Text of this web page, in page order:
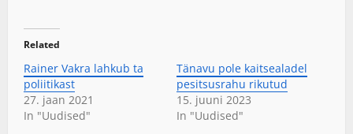
Related
Rainer Vakra lahkub ta
poliitikast
27. jaan 2021
In "Uudised"
Tänavu pole kaitsealadel
pesitsusrahu rikutud
15. juuni 2023
In "Uudised"